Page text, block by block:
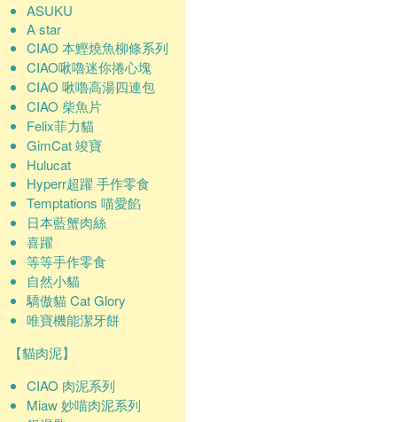
ASUKU
A star
CIAO 本鰹燒魚柳條系列
CIAO啾嚕迷你捲心塊
CIAO 啾嚕高湯四連包
CIAO 柴魚片
Felix菲力貓
GimCat 竣寶
Hulucat
Hyperr超躍 手作零食
Temptations 喵愛餡
日本藍蟹肉絲
喜躍
等等手作零食
自然小貓
驕傲貓 Cat Glory
唯寶機能潔牙餅
【貓肉泥】
CIAO 肉泥系列
Miaw 妙喵肉泥系列